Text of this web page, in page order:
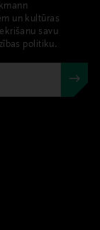
un kultūras
savu
politiku.